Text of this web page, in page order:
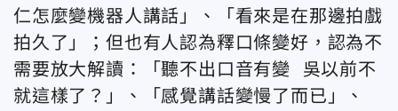
仁怎麼變機器人講話」、「看來是在那邊拍戲
拍久了」；但也有人認為釋口條變好，認為不
需要放大解讀：「聽不出口音有變 吳以前不
就這樣了？」、「感覺講話變慢了而已」、